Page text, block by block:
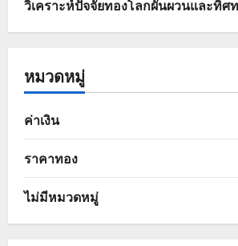
วิเคราะห์ปัจจัยทองโลกผันผวนและทิศ
หมวดหมู่
ค่าเงิน
ราคาทอง
ไม่มีหมวดหมู่